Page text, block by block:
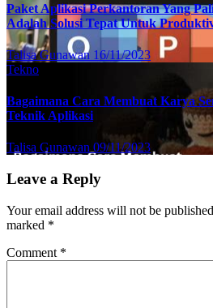
Paket Aplikasi Perkantoran Yang
Adalah Solusi Tepat Untuk
Talisa Gunawan 16/11/2023
Tekno
Bagaimana Cara Membuat Karya
Teknik Aplikasi
Talisa Gunawan 09/11/2023
Leave a Reply
Your email address will not be
marked *
Comment *